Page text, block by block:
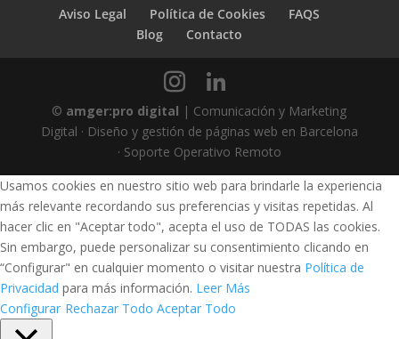
Aviso Legal Política de Cookies
FAQS
Blog
Contacto
© amger:pro digital | Comunicación y Marketing
Digital · Diseño y gestión de páginas web en Barcelona
· Soporte Operativo Remoto
Usamos cookies en nuestro sitio web para brindarle la experiencia
más relevante recordando sus preferencias y visitas repetidas. Al
hacer clic en "Aceptar todo", acepta el uso de TODAS las cookies.
Sin embargo, puede personalizar su consentimiento clicando en
“Configurar" en cualquier momento o visitar nuestra Política de
Privacidad para más información. Leer Más
Configurar Rechazar Todo Aceptar Todo